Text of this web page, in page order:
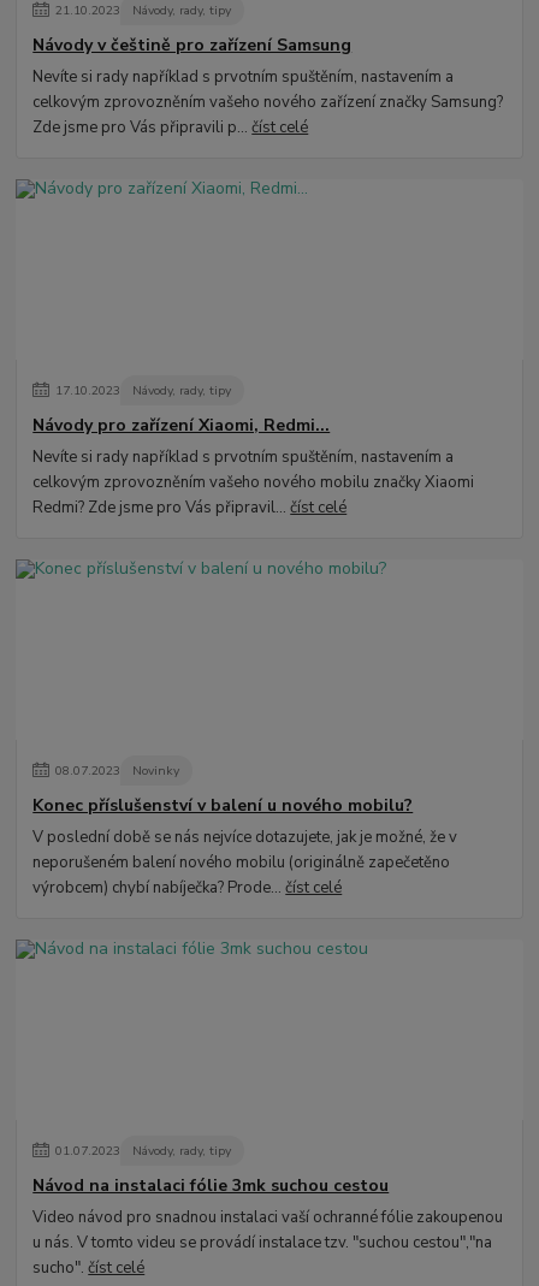
21.10.2023 Návody, rady, tipy
Návody v češtině pro zařízení Samsung
Nevíte si rady například s prvotním spuštěním, nastavením a
celkovým zprovozněním vašeho nového zařízení značky Samsung?
Zde jsme pro Vás připravili p...číst celé
17.10.2023 Návody, rady, tipy
Návody pro zařízení Xiaomi, Redmi...
Nevíte si rady například s prvotním spuštěním, nastavením a
celkovým zprovozněním vašeho nového mobilu značky Xiaomi
Redmi? Zde jsme pro Vás připravil...číst celé
08.07.2023 Novinky
Konec příslušenství v balení u nového mobilu?
V poslední době se nás nejvíce dotazujete, jak je možné, že v
neporušeném balení nového mobilu (originálně zapečetěno
výrobcem) chybí nabíječka? Prode...číst celé
01.07.2023 Návody, rady, tipy
Návod na instalaci fólie 3mk suchou cestou
Video návod pro snadnou instalaci vaší ochranné fólie zakoupenou
u nás. V tomto videu se provádí instalace tzv. "suchou cestou","na
sucho".číst celé